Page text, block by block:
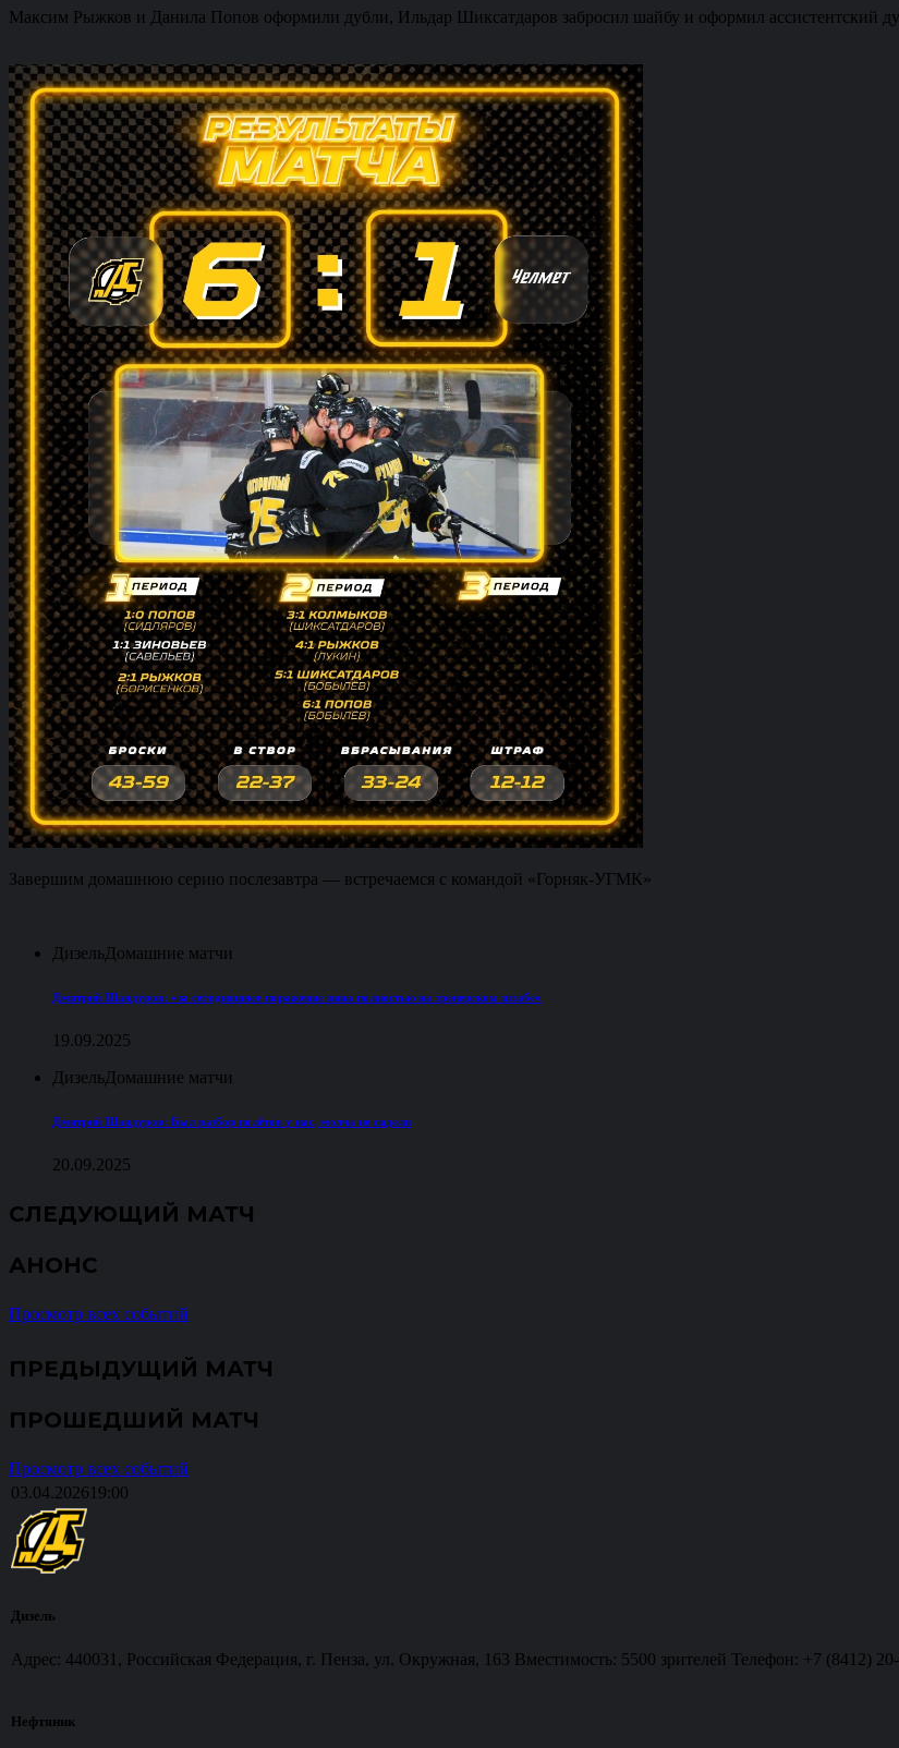
Максим Рыжков и Данила Попов оформили дубли, Ильдар Шиксатдаров забросил шайбу и оформил ассистентский
Завершим домашнюю серию послезавтра — встречаемся с командой «Горняк-УГМК»
ДизельДомашние матчи
Дмитрий Шандуров: «за сегодняшнее поражение вина полностью на тренерском штабе»
19.09.2025
ДизельДомашние матчи
Дмитрий Шандуров: Был разбор полётов у нас, молча не сидели
20.09.2025
СЛЕДУЮЩИЙ МАТЧ
АНОНС
Просмотр всех событий
ПРЕДЫДУЩИЙ МАТЧ
ПРОШЕДШИЙ МАТЧ
Просмотр всех событий
03.04.2026 19:00
Дизель
Адрес: 440031, Российская Федерация, г. Пенза, ул. Окружная, 163 Вместимость: 5500 зрителей Телефон: +7 (8412)
Нефтяник